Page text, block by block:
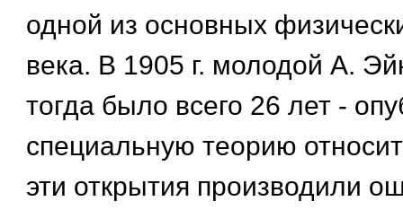
одной из основных
века. В 1905 г. молодой А.
тогда было всего 26 лет -
специальную теорию
эти открытия производили